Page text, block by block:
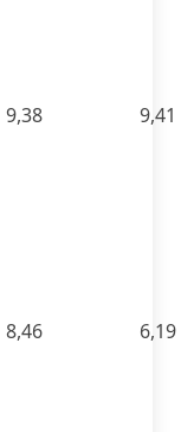
9,38 9,41
8,46 6,19